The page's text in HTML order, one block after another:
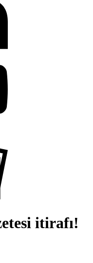
itirafı!